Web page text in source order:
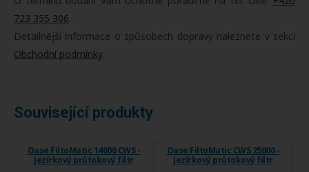
723 355 306.
Detailnější informace o způsobech dopravy naleznete v sekci
Obchodní podmínky.
Související produkty
Oase FiltoMatic 14000 CWS -
jezírkový průtokový filtr
Oase FiltoMatic CWS 25000 -
jezírkový průtokový filtr